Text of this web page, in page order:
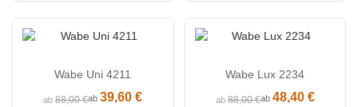
Wabe Uni 4211
ab88,00 €ab39,60 €
Wabe Lux 2234
ab88,00 €ab 48,40 €